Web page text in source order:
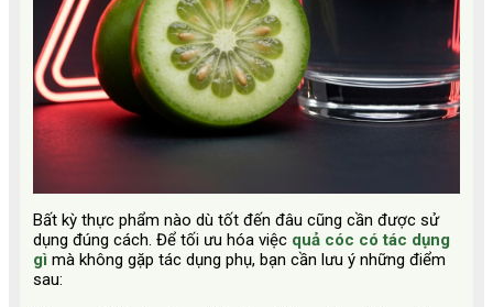
Bất kỳ thực phẩm nào dù tốt đến đâu cũng cần được sử
dụng đúng cách. Để tối ưu hóa việc quả cóc có tác dụng
gì mà không gặp tác dụng phụ, bạn cần lưu ý những điểm
sau: